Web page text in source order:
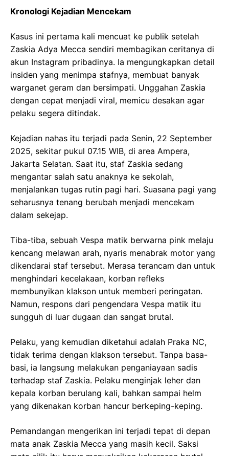
Kronologi Kejadian Mencekam
Kasus ini pertama kali mencuat ke publik setelah
Zaskia Adya Mecca sendiri membagikan ceritanya di
akun Instagram pribadinya. Ia mengungkapkan detail
insiden yang menimpa stafnya, membuat banyak
warganet geram dan bersimpati. Unggahan Zaskia
dengan cepat menjadi viral, memicu desakan agar
pelaku segera ditindak.
Kejadian nahas itu terjadi pada Senin, 22 September
2025, sekitar pukul 07.15 WIB, di area Ampera,
Jakarta Selatan. Saat itu, staf Zaskia sedang
mengantar salah satu anaknya ke sekolah,
menjalankan tugas rutin pagi hari. Suasana pagi yang
seharusnya tenang berubah menjadi mencekam
dalam sekejap.
Tiba-tiba, sebuah Vespa matik berwarna pink melaju
kencang melawan arah, nyaris menabrak motor yang
dikendarai staf tersebut. Merasa terancam dan untuk
menghindari kecelakaan, korban refleks
membunyikan klakson untuk memberi peringatan.
Namun, respons dari pengendara Vespa matik itu
sungguh di luar dugaan dan sangat brutal.
Pelaku, yang kemudian diketahui adalah Praka NC,
tidak terima dengan klakson tersebut. Tanpa basa-
basi, ia langsung melakukan penganiayaan sadis
terhadap staf Zaskia. Pelaku menginjak leher dan
kepala korban berulang kali, bahkan sampai helm
yang dikenakan korban hancur berkeping-keping.
Pemandangan mengerikan ini terjadi tepat di depan
mata anak Zaskia Mecca yang masih kecil. Saksi